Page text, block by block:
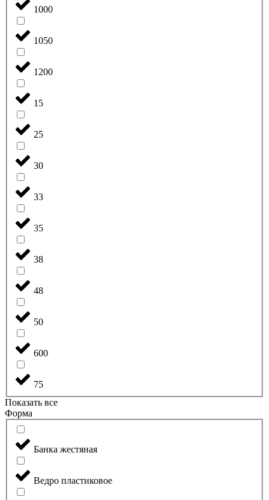
1000
1050
1200
15
25
30
33
35
38
48
50
600
75
Показать все
Форма
Банка жестяная
Ведро пластиковое